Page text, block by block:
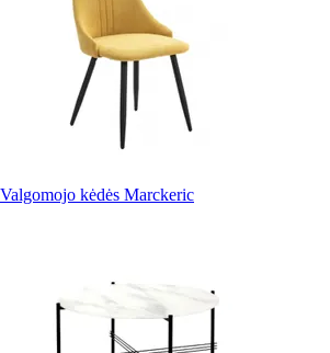
Valgomojo kėdės Marckeric